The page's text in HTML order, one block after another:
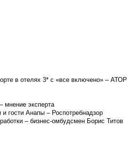
в отелях 3* с «все включено» – АТОР
мнение эксперта
и гости Анапы – Роспотребнадзор
– бизнес-омбудсмен Борис Титов